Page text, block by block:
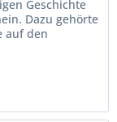
Geschichte
Dazu gehörte
auf den